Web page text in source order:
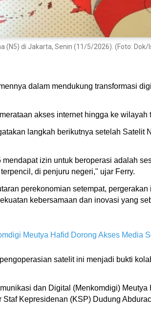
(N5) di Jakarta, Senin (11/5/2026). (Foto:
dalam mendukung transformasi
akses internet hingga ke
langkah berikutnya setelah
izin untuk beroperasi adalah
di penjuru negeri," ujar Ferry.
perekonomian setempat,
kebersamaan dan inovasi yang
Meutya Hafid Dorong Akses Media
satelit ini menjadi bukti
dan Digital (Menkomdigi)
Kepresidenan (KSP) Dudung